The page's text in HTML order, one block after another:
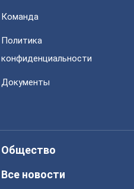
Команда
Политика
конфиденциальности
Документы
Общество
Все новости